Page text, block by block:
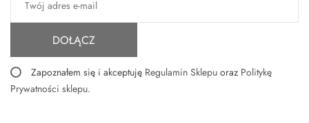
DOŁĄCZ
Zapoznałem się i akceptuję Regulamin Sklepu oraz Politykę
Prywatności sklepu.